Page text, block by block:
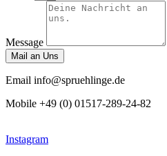
Message
Mail an Uns
Email info@spruehlinge.de
Mobile +49 (0) 01517-289-24-82
Instagram